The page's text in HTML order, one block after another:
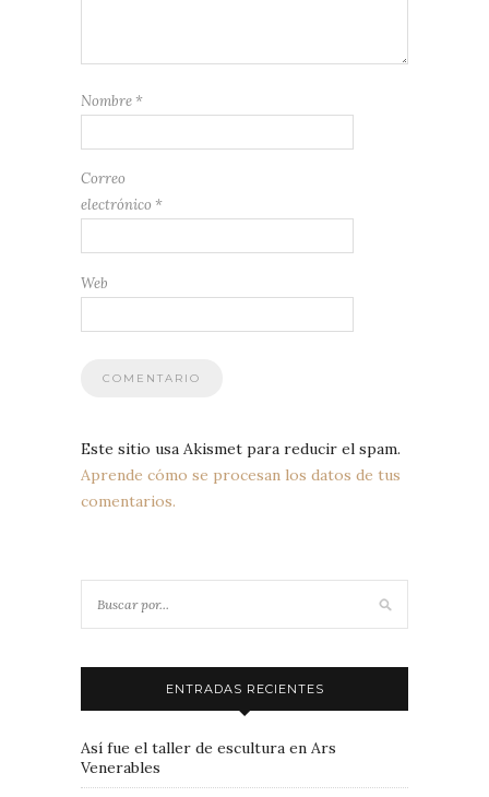
Nombre *
Correo
electrónico *
Web
Este sitio usa Akismet para reducir el spam.
Aprende cómo se procesan los datos de tus
comentarios.
ENTRADAS RECIENTES
Así fue el taller de escultura en Ars
Venerables